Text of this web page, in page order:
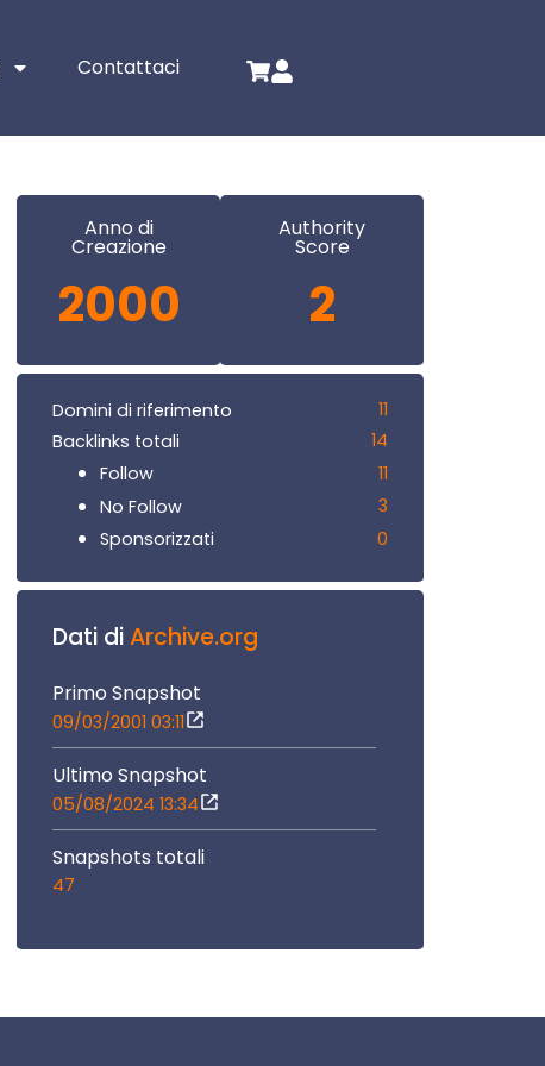
Contattaci
Anno di
Creazione
2000
Authority
Score
2
Domini di riferimento
11
Backlinks totali
14
Follow
11
No Follow
3
Sponsorizzati
0
Dati diArchive.org
Primo Snapshot
09/03/2001 03:11
Ultimo Snapshot
05/08/2024 13:34
Snapshots totali
47